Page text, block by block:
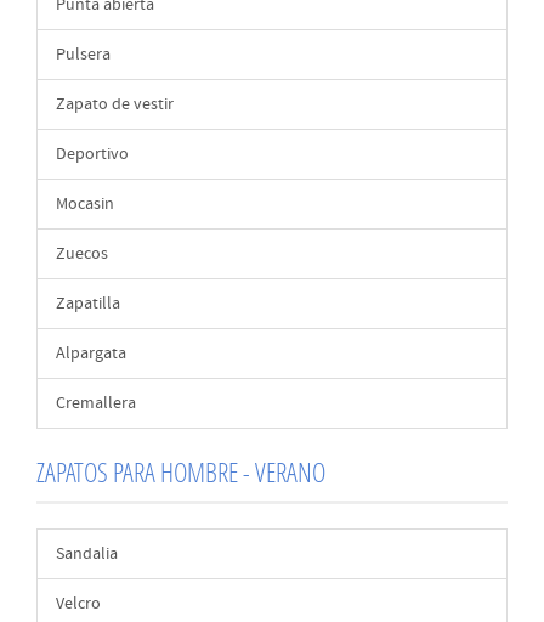
Punta abierta
Pulsera
Zapato de vestir
Deportivo
Mocasin
Zuecos
Zapatilla
Alpargata
Cremallera
ZAPATOS PARA HOMBRE - VERANO
Sandalia
Velcro